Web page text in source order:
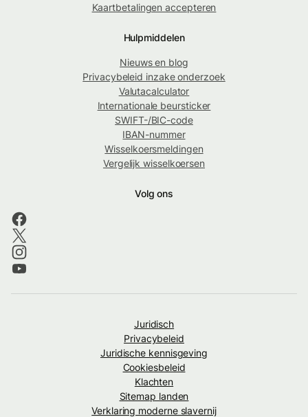
Kaartbetalingen accepteren
Hulpmiddelen
Nieuws en blog
Privacybeleid inzake onderzoek
Valutacalculator
Internationale beursticker
SWIFT-/BIC-code
IBAN-nummer
Wisselkoersmeldingen
Vergelijk wisselkoersen
Volg ons
Juridisch
Privacybeleid
Juridische kennisgeving
Cookiesbeleid
Klachten
Sitemap landen
Verklaring moderne slavernij